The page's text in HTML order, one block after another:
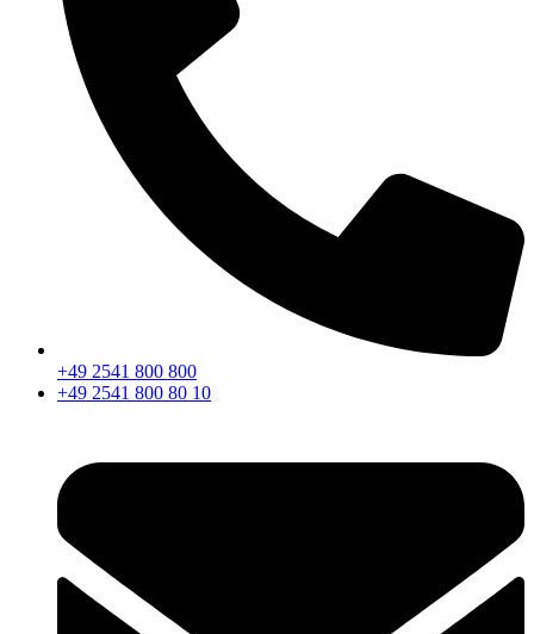
+49 2541 800 800
+49 2541 800 80 10